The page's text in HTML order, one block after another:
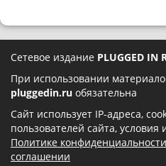
Сетевое издание PLUGGED IN
При использовании
pluggedin.ru обязательна
Сайт использует IP-адреса,
пользователей сайта,
Политике конфиденциальности
соглашении